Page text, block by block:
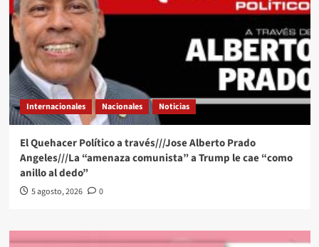
Internacionales Nacionales Noticias
El Quehacer Político a través///Jose Alberto Prado
Angeles///La “amenaza comunista” a Trump le cae “como
anillo al dedo”
5 agosto, 2026 0